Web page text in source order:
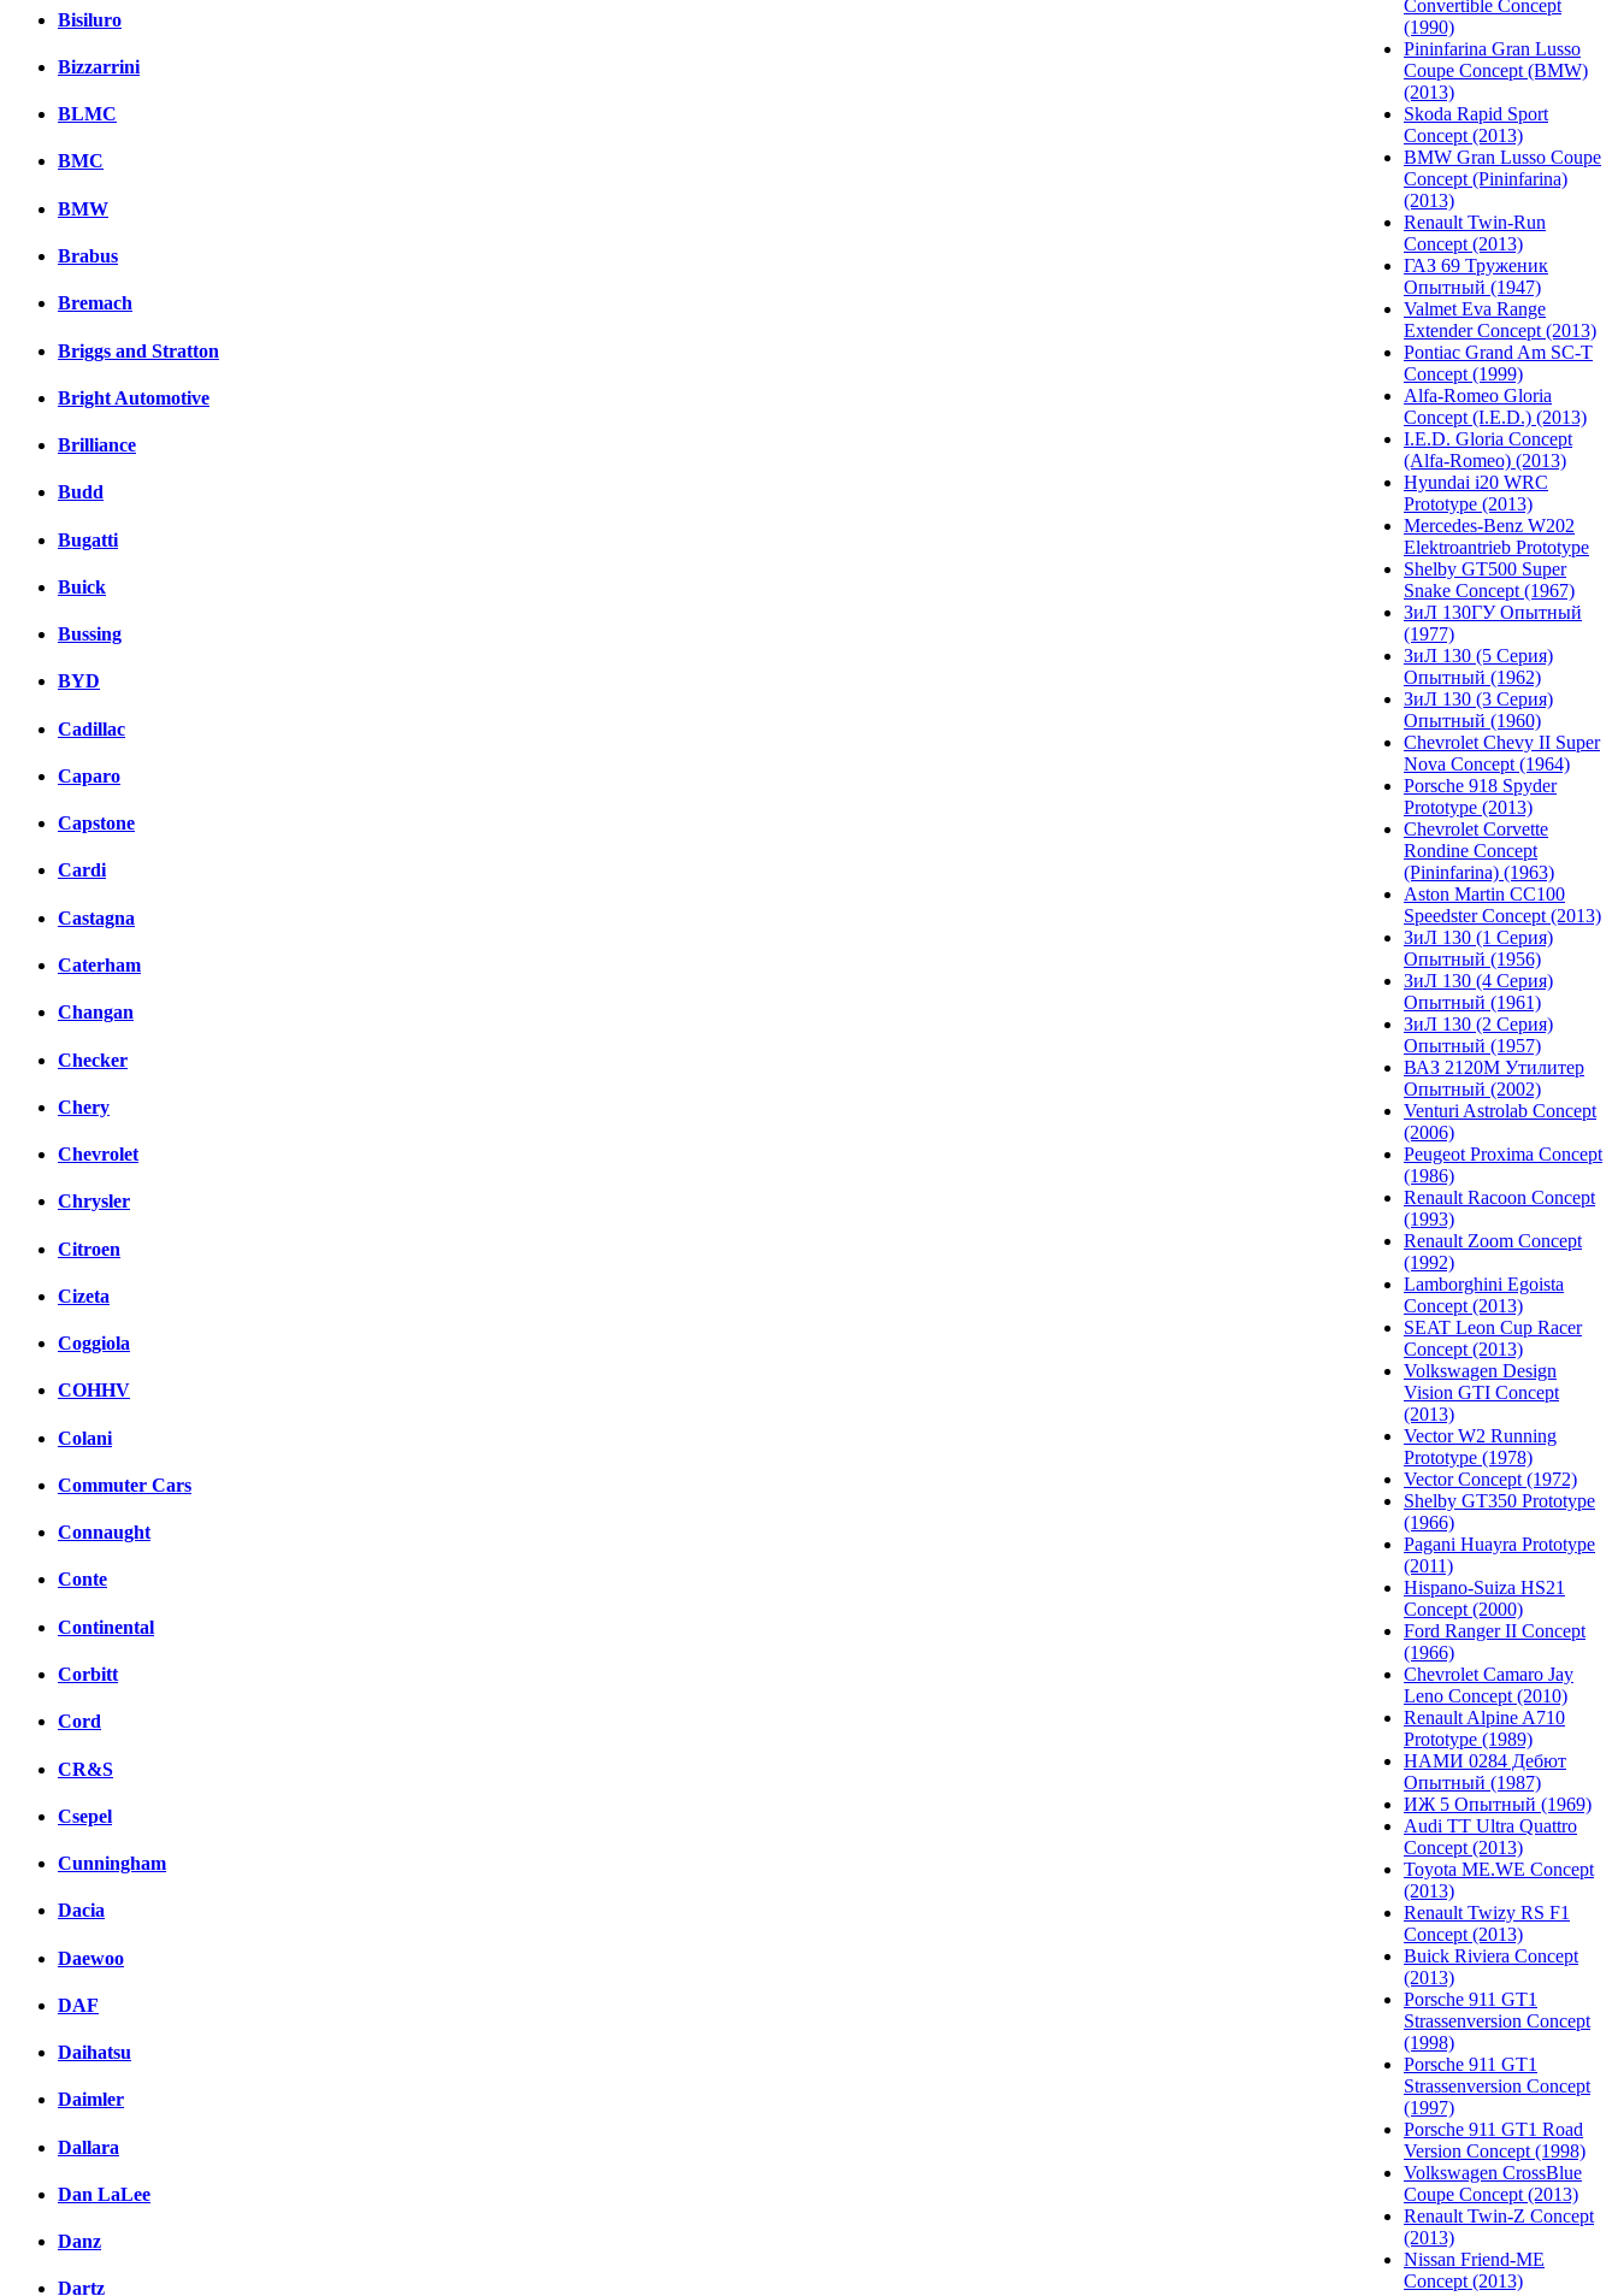
Bisiluro
Bizzarrini
BLMC
BMC
BMW
Brabus
Bremach
Briggs and Stratton
Bright Automotive
Brilliance
Budd
Bugatti
Buick
Bussing
BYD
Cadillac
Caparo
Capstone
Cardi
Castagna
Caterham
Changan
Checker
Chery
Chevrolet
Chrysler
Citroen
Cizeta
Coggiola
COHHV
Colani
Commuter Cars
Connaught
Conte
Continental
Corbitt
Cord
CR&S
Csepel
Cunningham
Dacia
Daewoo
DAF
Daihatsu
Daimler
Dallara
Dan LaLee
Danz
Dartz
Convertible Concept
(1990)
Pininfarina Gran Lusso
Coupe Concept (BMW)
(2013)
Skoda Rapid Sport
Concept (2013)
BMW Gran Lusso Coupe
Concept (Pininfarina)
(2013)
Renault Twin-Run
Concept (2013)
ГАЗ 69 Труженик
Опытный (1947)
Valmet Eva Range
Extender Concept (2013)
Pontiac Grand Am SC-T
Concept (1999)
Alfa-Romeo Gloria
Concept (I.E.D.) (2013)
I.E.D. Gloria Concept
(Alfa-Romeo) (2013)
Hyundai i20 WRC
Prototype (2013)
Mercedes-Benz W202
Elektroantrieb Prototype
Shelby GT500 Super
Snake Concept (1967)
ЗиЛ 130ГУ Опытный
(1977)
ЗиЛ 130 (5 Серия)
Опытный (1962)
ЗиЛ 130 (3 Серия)
Опытный (1960)
Chevrolet Chevy II Super
Nova Concept (1964)
Porsche 918 Spyder
Prototype (2013)
Chevrolet Corvette
Rondine Concept
(Pininfarina) (1963)
Aston Martin CC100
Speedster Concept (2013)
ЗиЛ 130 (1 Серия)
Опытный (1956)
ЗиЛ 130 (4 Серия)
Опытный (1961)
ЗиЛ 130 (2 Серия)
Опытный (1957)
ВАЗ 2120М Утилитер
Опытный (2002)
Venturi Astrolab Concept
(2006)
Peugeot Proxima Concept
(1986)
Renault Racoon Concept
(1993)
Renault Zoom Concept
(1992)
Lamborghini Egoista
Concept (2013)
SEAT Leon Cup Racer
Concept (2013)
Volkswagen Design
Vision GTI Concept
(2013)
Vector W2 Running
Prototype (1978)
Vector Concept (1972)
Shelby GT350 Prototype
(1966)
Pagani Huayra Prototype
(2011)
Hispano-Suiza HS21
Concept (2000)
Ford Ranger II Concept
(1966)
Chevrolet Camaro Jay
Leno Concept (2010)
Renault Alpine A710
Prototype (1989)
НАМИ 0284 Дебют
Опытный (1987)
ИЖ 5 Опытный (1969)
Audi TT Ultra Quattro
Concept (2013)
Toyota ME.WE Concept
(2013)
Renault Twizy RS F1
Concept (2013)
Buick Riviera Concept
(2013)
Porsche 911 GT1
Strassenversion Concept
(1998)
Porsche 911 GT1
Strassenversion Concept
(1997)
Porsche 911 GT1 Road
Version Concept (1998)
Volkswagen CrossBlue
Coupe Concept (2013)
Renault Twin-Z Concept
(2013)
Nissan Friend-ME
Concept (2013)